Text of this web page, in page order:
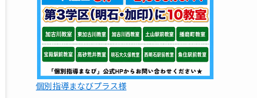
個別指導まなびプラス様